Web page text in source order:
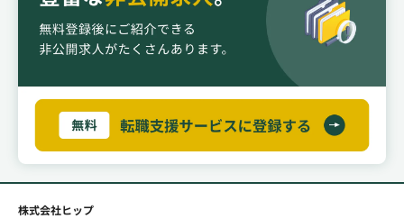
株式会社ヒップ